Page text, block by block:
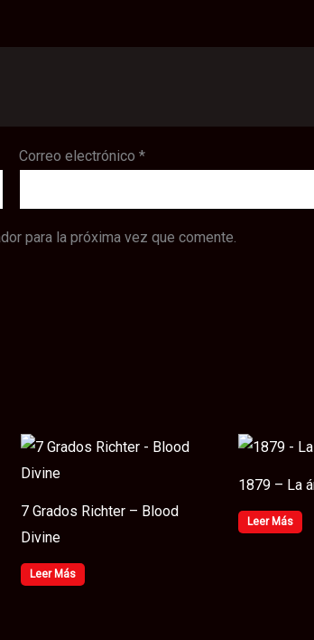
Correo electrónico*
para la próxima vez que comente.
7 Grados Richter – Blood
Divine
Leer Más
1879 – La
Leer Más